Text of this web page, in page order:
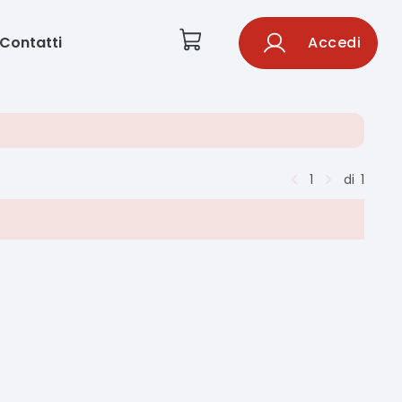
Contatti Accedi
1 di 1